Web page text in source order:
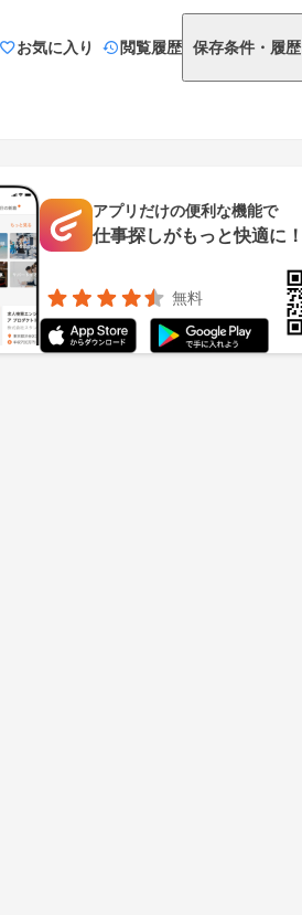
お気に入り 閲覧履歴 保存条件・履歴
アプリだけの便利な機能で
仕事探しがもっと快適に！
無料